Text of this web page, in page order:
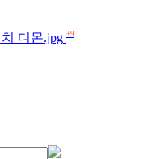
디몬.jpg +9